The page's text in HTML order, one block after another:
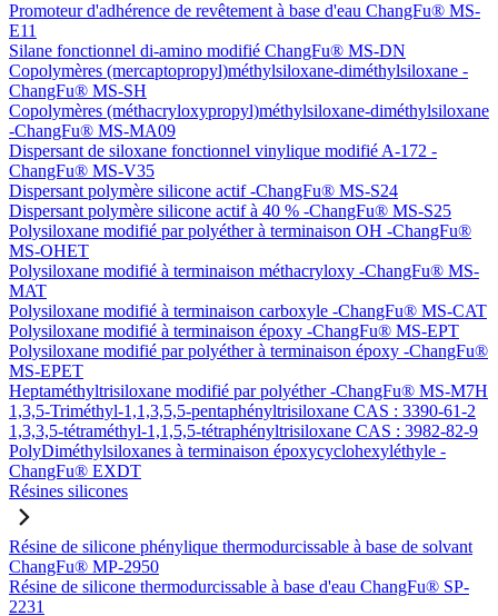
Promoteur d'adhérence de revêtement à base d'eau ChangFu® MS-
E11
Silane fonctionnel di-amino modifié ChangFu® MS-DN
Copolymères (mercaptopropyl)méthylsiloxane-diméthylsiloxane -
ChangFu® MS-SH
Copolymères (méthacryloxypropyl)méthylsiloxane-diméthylsiloxane
-ChangFu® MS-MA09
Dispersant de siloxane fonctionnel vinylique modifié A-172 -
ChangFu® MS-V35
Dispersant polymère silicone actif -ChangFu® MS-S24
Dispersant polymère silicone actif à 40 % -ChangFu® MS-S25
Polysiloxane modifié par polyéther à terminaison OH -ChangFu®
MS-OHET
Polysiloxane modifié à terminaison méthacryloxy -ChangFu® MS-
MAT
Polysiloxane modifié à terminaison carboxyle -ChangFu® MS-CAT
Polysiloxane modifié à terminaison époxy -ChangFu® MS-EPT
Polysiloxane modifié par polyéther à terminaison époxy -ChangFu®
MS-EPET
Heptaméthyltrisiloxane modifié par polyéther -ChangFu® MS-M7H
1,3,5-Triméthyl-1,1,3,5,5-pentaphényltrisiloxane CAS : 3390-61-2
1,3,3,5-tétraméthyl-1,1,5,5-tétraphényltrisiloxane CAS : 3982-82-9
PolyDiméthylsiloxanes à terminaison époxycyclohexyléthyle -
ChangFu® EXDT
Résines silicones
Résine de silicone phénylique thermodurcissable à base de solvant
ChangFu® MP-2950
Résine de silicone thermodurcissable à base d'eau ChangFu® SP-
2231